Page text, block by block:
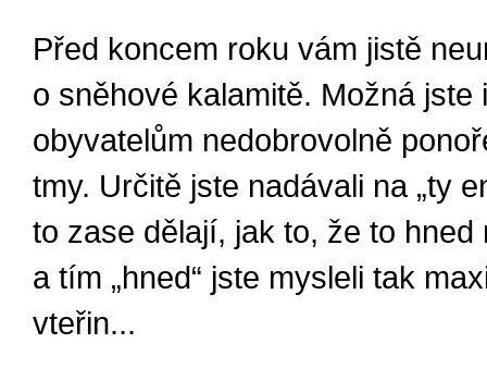
Před koncem roku vám jistě
o sněhové kalamitě. Možná jste
obyvatelům nedobrovolně
tmy. Určitě jste nadávali na „ty
to zase dělají, jak to, že to hned
a tím „hned“ jste mysleli tak
vteřin...